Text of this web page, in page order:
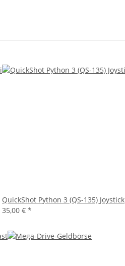
QuickShot Python 3 (QS-135) Joystick
35,00 € *